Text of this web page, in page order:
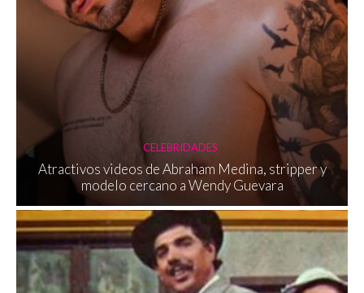
CELEBRIDADES
Atractivos videos de Abraham Medina, stripper y
modelo cercano a Wendy Guevara